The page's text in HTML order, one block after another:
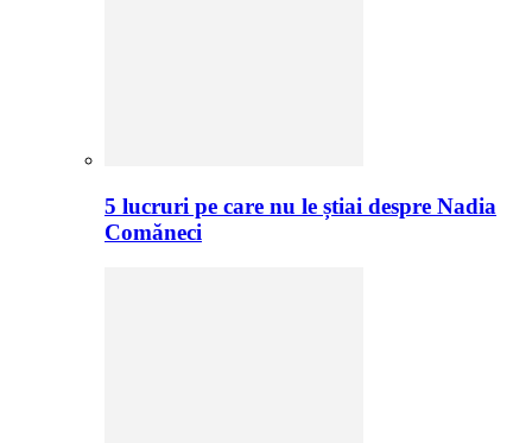
5 lucruri pe care nu le știai despre Nadia
Comăneci